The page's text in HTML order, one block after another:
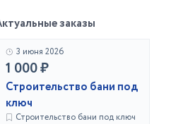
заказы
3 июня 2026
1 000 ₽
Строительство бани под
ключ
Строительство бани под ключ